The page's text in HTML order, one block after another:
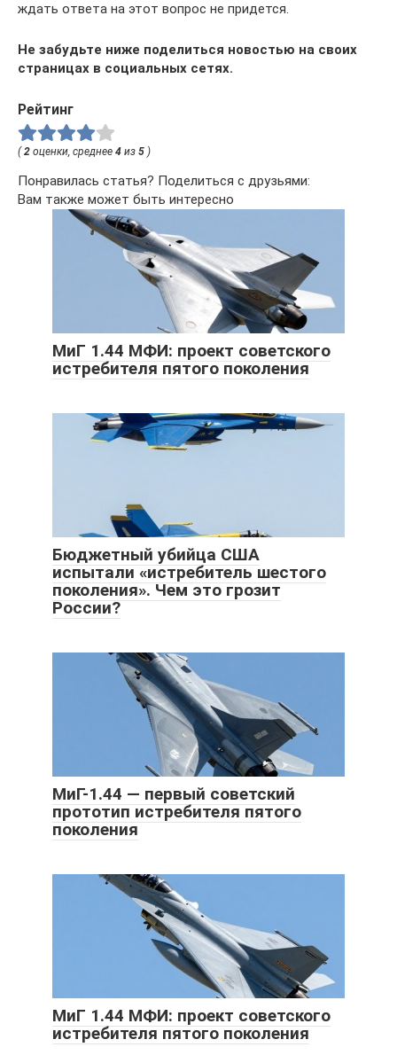
ждать ответа на этот вопрос не придется.
Не забудьте ниже поделиться новостью на своих
страницах в социальных сетях.
Рейтинг
(2 оценки, среднее 4 из 5 )
Понравилась статья? Поделиться с друзьями:
Вам также может быть интересно
МиГ 1.44 МФИ: проект советского
истребителя пятого поколения
Бюджетный убийца США
испытали «истребитель шестого
поколения». Чем это грозит
России?
МиГ-1.44 — первый советский
прототип истребителя пятого
поколения
МиГ 1.44 МФИ: проект советского
истребителя пятого поколения